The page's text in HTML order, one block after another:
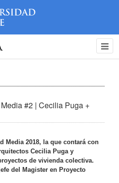
#2 | Cecilia Puga +
Media 2018, la que contará con
Cecilia Puga y
de vivienda colectiva.
del
Magister en Proyecto